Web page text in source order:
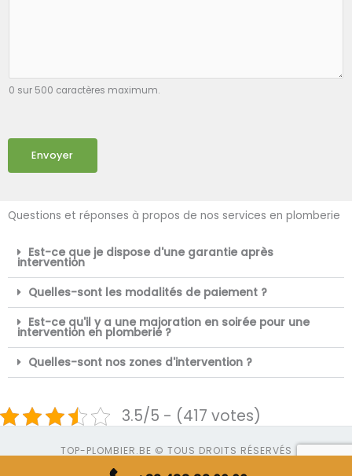
0 sur 500 caractères maximum.
Envoyer
Questions et réponses à propos de nos services en plomberie
Est-ce que je dispose d'une garantie après
intervention
Quelles-sont les modalités de paiement ?
Est-ce qu'il y a une majoration en soirée pour une
intervention en plomberie ?
Quelles-sont nos zones d'intervention ?
3.5/5 - (417 votes)
TOP-PLOMBIER.BE © TOUS DROITS RÉSERVÉS